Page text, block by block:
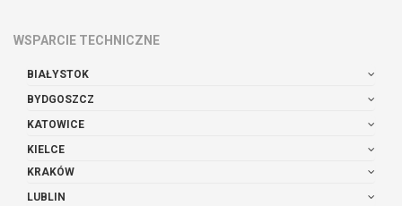
WSPARCIE TECHNICZNE
BIAŁYSTOK
BYDGOSZCZ
KATOWICE
KIELCE
KRAKÓW
LUBLIN